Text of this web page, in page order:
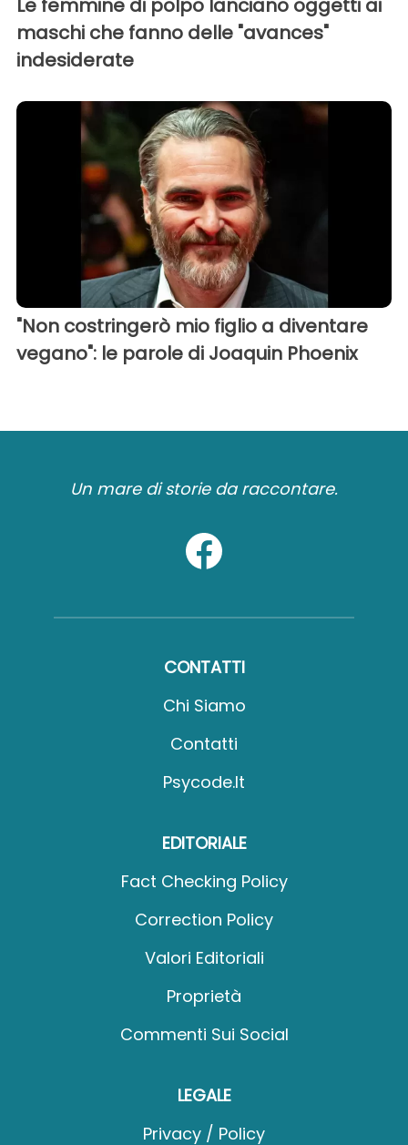
Le femmine di polpo lanciano oggetti ai
maschi che fanno delle "avances"
indesiderate
"Non costringerò mio figlio a diventare
vegano": le parole di Joaquin Phoenix
Un mare di storie da raccontare.
CONTATTI
Chi Siamo
Contatti
Psycode.it
EDITORIALE
Fact Checking Policy
Correction Policy
Valori Editoriali
Proprietà
Commenti Sui Social
LEGALE
Privacy / Policy